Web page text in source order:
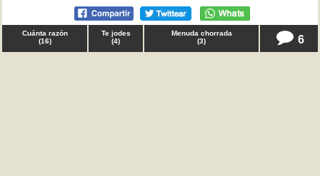
Cuánta razón
(16)
Te jodes
(4)
Menuda chorrada
(3) 6